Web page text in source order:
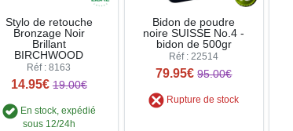
Stylo de retouche
Bronzage Noir
Brillant
BIRCHWOOD
Réf : 8163
14.95€ 19.00€
En stock, expédié
sous 12/24h
Bidon de poudre
noire SUISSE No.4 -
bidon de 500gr
Réf : 22514
79.95€ 95.00€
Rupture de stock